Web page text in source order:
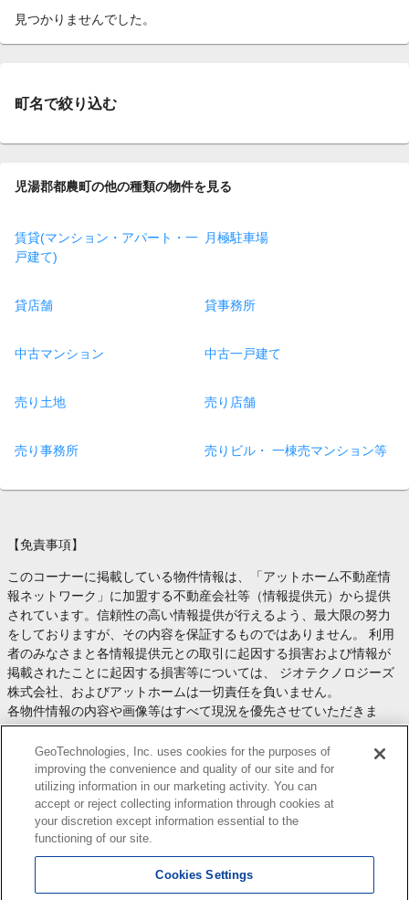
見つかりませんでした。
町名で絞り込む
児湯郡都農町の他の種類の物件を見る
賃貸(マンション・アパート・一
戸建て)
月極駐車場
貸店舗 貸事務所
中古マンション 中古一戸建て
売り土地 売り店舗
売り事務所 売りビル・ 一棟売マンション等
【免責事項】
このコーナーに掲載している物件情報は、「アットホーム不動産情
報ネットワーク」に加盟する不動産会社等（情報提供元）から提供
されています。信頼性の高い情報提供が行えるよう、最大限の努力
をしておりますが、その内容を保証するものではありません。 利用
者のみなさまと各情報提供元との取引に起因する損害および情報が
掲載されたことに起因する損害等については、 ジオテクノロジーズ
株式会社、およびアットホームは一切責任を負いません。
各物件情報の内容や画像等はすべて現況を優先させていただきま
す。
お取引等（お取引の準備、資金調達等を含みます）の際には、内容
や契約条件等について、 各情報提供元より十分な説明を受け、ご自
身でご確認の上、判断してください。
このコーナーへの物件情報のご掲載、その他不動産業務ソリューシ
ョン等についての不動産会社様のお問合せはこちら
します。
GeoTechnologies, Inc. uses cookies for the purposes of
improving the convenience and quality of our site and for
utilizing information in our marketing activity. You can
accept or reject collecting information through cookies at
your discretion except information essential to the
functioning of our site.
Cookies Settings